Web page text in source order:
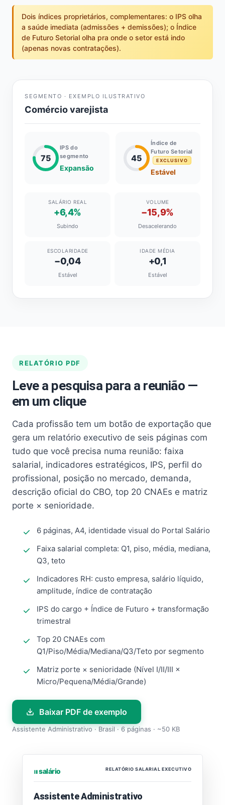
Dois índices proprietários, complementares: o IPS olha
a saúde imediata (admissões + demissões); o Índice
de Futuro Setorial olha pra onde o setor está indo
(apenas novas contratações).
SEGMENTO · EXEMPLO ILUSTRATIVO
Comércio varejista
75
IPS do
segmento
Expansão
45
Índice de
Futuro Setorial
EXCLUSIVO
Estável
SALÁRIO REAL
+6,4%
Subindo
VOLUME
−15,9%
Desacelerando
ESCOLARIDADE
−0,04
Estável
IDADE MÉDIA
+0,1
Estável
RELATÓRIO PDF
Leve a pesquisa para a reunião —
em um clique
Cada profissão tem um botão de exportação que
gera um relatório executivo de seis páginas com
tudo que você precisa numa reunião: faixa
salarial, indicadores estratégicos, IPS, perfil do
profissional, posição no mercado, demanda,
descrição oficial do CBO, top 20 CNAEs e matriz
porte × senioridade.
6 páginas, A4, identidade visual do Portal Salário
Faixa salarial completa: Q1, piso, média, mediana,
Q3, teto
Indicadores RH: custo empresa, salário líquido,
amplitude, índice de contratação
IPS do cargo + Índice de Futuro + transformação
trimestral
Top 20 CNAEs com
Q1/Piso/Média/Mediana/Q3/Teto por segmento
Matriz porte × senioridade (Nível I/II/III ×
Micro/Pequena/Média/Grande)
Baixar PDF de exemplo
Assistente Administrativo · Brasil · 6 páginas · ~50 KB
⏐⏐⏐ salário RELATÓRIO SALARIAL EXECUTIVO
Assistente Administrativo